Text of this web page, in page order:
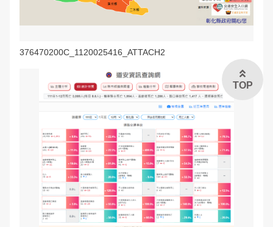
376470200C_1120025416_ATTACH2
TOP